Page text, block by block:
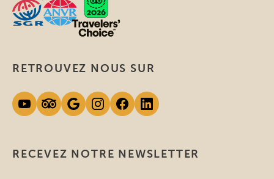
RECEVEZ NOTRE NEWSLETTER
RETROUVEZ NOUS SUR